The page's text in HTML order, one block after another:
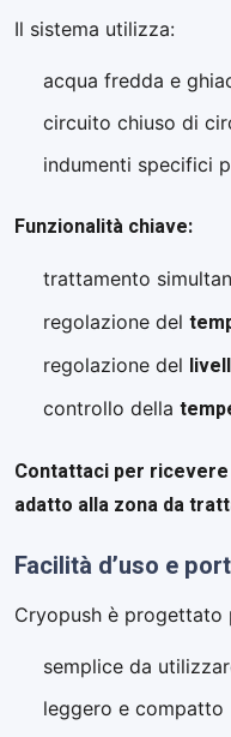
Il sistema utilizza:
acqua fredda e
circuito chiuso di
indumenti specifici
Funzionalità chiave:
trattamento
regolazione del
regolazione del
controllo della
Contattaci per ricevere
adatto alla zona da
Facilità d’uso e
Cryopush è progettato
semplice da
leggero e compatto